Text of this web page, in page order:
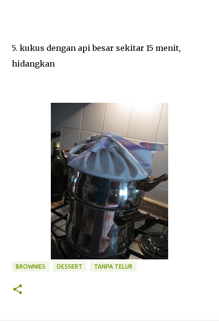
5. kukus dengan api besar sekitar 15 menit,
hidangkan
BROWNIES DESSERT TANPA TELUR